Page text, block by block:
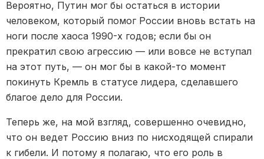
Вероятно, Путин мог бы остаться в истории
человеком, который помог России вновь встать на
ноги после хаоса 1990-х годов; если бы он
прекратил свою агрессию — или вовсе не вступал
на этот путь, — он мог бы в какой-то момент
покинуть Кремль в статусе лидера, сделавшего
благое дело для России.
Теперь же, на мой взгляд, совершенно очевидно,
что он ведет Россию вниз по нисходящей спирали
к гибели. И потому я полагаю, что его роль в